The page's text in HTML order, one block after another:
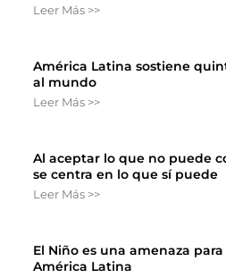
Leer Más >>
América Latina sostiene
al mundo
Leer Más >>
Al aceptar lo que no puede
se centra en lo que sí puede
Leer Más >>
El Niño es una amenaza
América Latina